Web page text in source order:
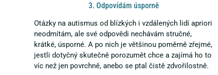
3. Odpovídám úsporně
Otázky na autismus od blízkých i vzdálených lidí apriori
neodmítám, ale své odpovědi nechávám stručné,
krátké, úsporné. A po nich je většinou poměrně zřejmé,
jestli dotyčný skutečně porozumět chce a zajímá ho to
víc než jen povrchně, anebo se ptal čistě zdvořilostně.